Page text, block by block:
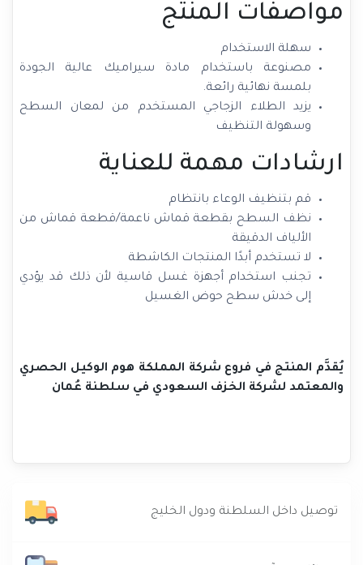
مواصفات المنتج
سهلة الاستخدام
مصنوعة باستخدام مادة سيراميك عالية الجودة
بلمسة نهائية رائعة.
يزيد الطلاء الزجاجي المستخدم من لمعان السطح
وسهولة التنظيف
ارشادات مهمة للعناية
قم بتنظيف الوعاء بانتظام
نظف السطح بقطعة قماش ناعمة/قطعة قماش من
الألياف الدقيقة
لا تستخدم أبدًا المنتجات الكاشطة
تجنب استخدام أجهزة غسل قاسية لأن ذلك قد يؤدي
إلى خدش سطح حوض الغسيل
يُقدَّم المنتج في فروع شركة المملكة هوم الوكيل الحصري
والمعتمد لشركة الخزف السعودي في سلطنة عُمان
توصيل داخل السلطنة ودول الخليج